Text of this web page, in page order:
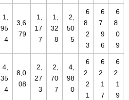
1,
95
4
3,6
79
1,
17
7
1,
32
8
2,
50
5
6
8.
2
3
6
7.
9
6
6
8.
0
9
4,
35
4
8,0
08
2,
27
3
2,
70
7
4,
98
0
6
2.
2
1
6
2.
1
7
6
2.
1
9